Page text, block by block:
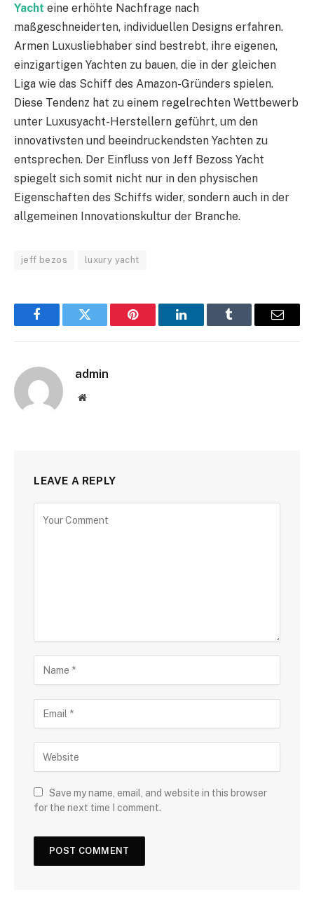
Yacht eine erhöhte Nachfrage nach
maßgeschneiderten, individuellen Designs erfahren.
Armen Luxusliebhaber sind bestrebt, ihre eigenen,
einzigartigen Yachten zu bauen, die in der gleichen
Liga wie das Schiff des Amazon-Gründers spielen.
Diese Tendenz hat zu einem regelrechten Wettbewerb
unter Luxusyacht-Herstellern geführt, um den
innovativsten und beeindruckendsten Yachten zu
entsprechen. Der Einfluss von Jeff Bezoss Yacht
spiegelt sich somit nicht nur in den physischen
Eigenschaften des Schiffs wider, sondern auch in der
allgemeinen Innovationskultur der Branche.
jeff bezos luxury yacht
FacebookTwitter Pinterest LinkedInTumblr Email
admin
Website
LEAVE A REPLY
Save my name, email, and website in this browser
for the next time I comment.